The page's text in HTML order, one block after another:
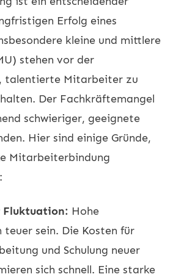
Erfolg eines
kleine und mittlere
stehen vor der
talentierte Mitarbeiter zu
Der Fachkräftemangel
schwieriger, geeignete
Hier sind einige Gründe,
Mitarbeiterbindung
Fluktuation: Hohe
sein. Die Kosten für
und Schulung neuer
sich schnell. Eine starke